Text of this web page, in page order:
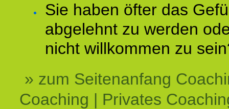
Sie haben öfter das
abgelehnt zu werden
nicht willkommen zu
» zum Seitenanfang
Coaching | Privates